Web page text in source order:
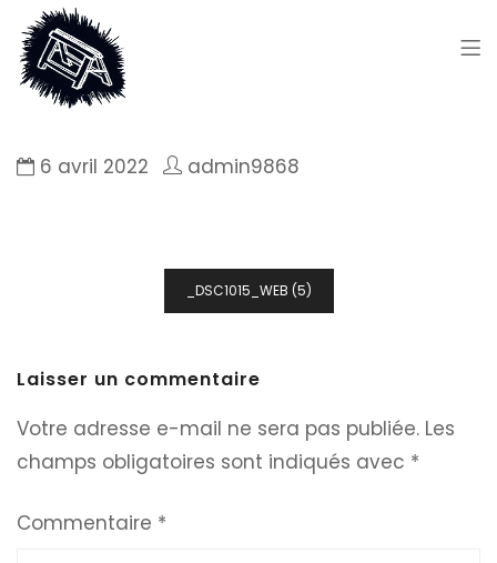
6 avril 2022 admin9868
_DSC1015_WEB (5)
Laisser un commentaire
Votre adresse e-mail ne sera pas publiée. Les
champs obligatoires sont indiqués avec *
Commentaire *